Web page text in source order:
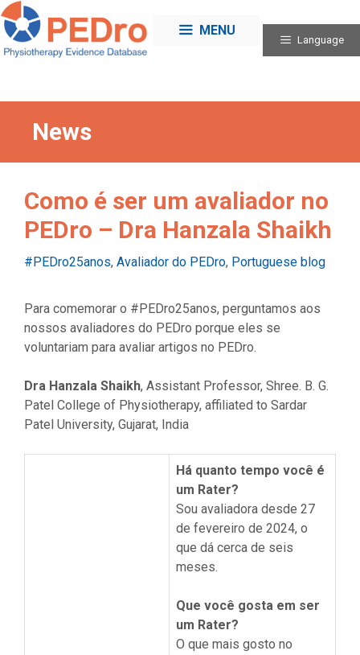
Skip
to
content
MENU
Language
News
Como é ser um avaliador no
PEDro – Dra Hanzala Shaikh
Categories
#PEDro25anos, Avaliador do PEDro, Portuguese blog
Para comemorar o #PEDro25anos, perguntamos aos
nossos avaliadores do PEDro porque eles se
voluntariam para avaliar artigos no PEDro.
Dra Hanzala Shaikh, Assistant Professor, Shree. B. G.
Patel College of Physiotherapy, affiliated to Sardar
Patel University, Gujarat, India
Há quanto tempo você é
um Rater?
Sou avaliadora desde 27
de fevereiro de 2024, o
que dá cerca de seis
meses.
Que você gosta em ser
um Rater?
O que mais gosto no